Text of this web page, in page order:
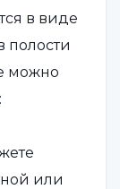
в виде
можно
или